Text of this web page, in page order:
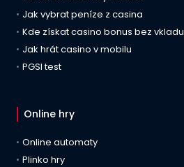
Jak vybrat peníze z casina
Kde získat casino bonus bez vkladu
Jak hrát casino v mobilu
PGSI test
Online hry
Online automaty
Plinko hry